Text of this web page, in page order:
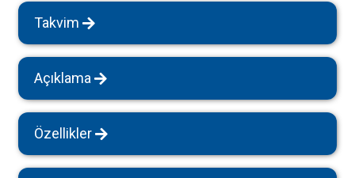
Takvim
Açıklama
Özellikler